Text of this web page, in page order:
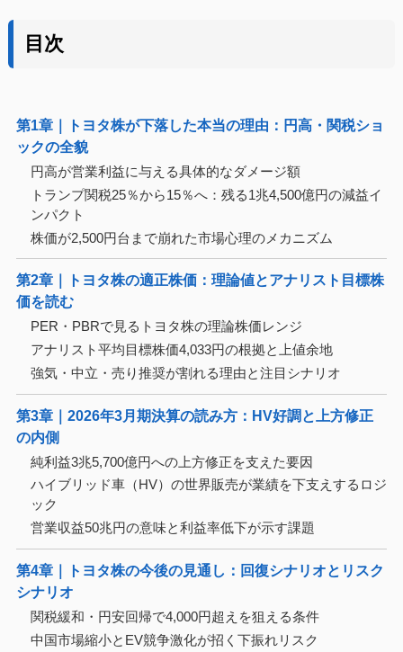
目次
第1章｜トヨタ株が下落した本当の理由：円高・関税ショ
ックの全貌
円高が営業利益に与える具体的なダメージ額
トランプ関税25％から15％へ：残る1兆4,500億円の減益イ
ンパクト
株価が2,500円台まで崩れた市場心理のメカニズム
第2章｜トヨタ株の適正株価：理論値とアナリスト目標株
価を読む
PER・PBRで見るトヨタ株の理論株価レンジ
アナリスト平均目標株価4,033円の根拠と上値余地
強気・中立・売り推奨が割れる理由と注目シナリオ
第3章｜2026年3月期決算の読み方：HV好調と上方修正
の内側
純利益3兆5,700億円への上方修正を支えた要因
ハイブリッド車（HV）の世界販売が業績を下支えするロジ
ック
営業収益50兆円の意味と利益率低下が示す課題
第4章｜トヨタ株の今後の見通し：回復シナリオとリスク
シナリオ
関税緩和・円安回帰で4,000円超えを狙える条件
中国市場縮小とEV競争激化が招く下振れリスク